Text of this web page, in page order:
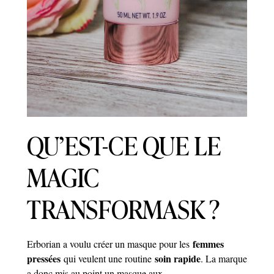
QU’EST-CE QUE LE
MAGIC
TRANSFORMASK ?
Erborian a voulu créer un masque pour les femmes
pressées qui veulent une routine soin rapide. La marque